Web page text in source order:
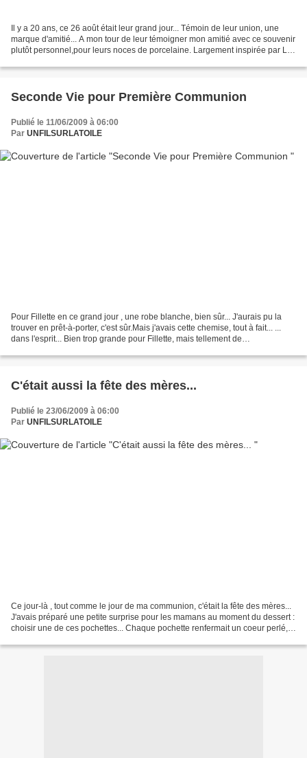
Il y a 20 ans, ce 26 août était leur grand jour... Témoin de leur union, une
marque d'amitié... A mon tour de leur témoigner mon amitié avec ce souvenir
plutôt personnel,pour leurs noces de porcelaine. Largement inspirée par La
Seconde Vie pour Première Communion
Publié le 11/06/2009 à 06:00
Par UNFILSURLATOILE
Pour Fillette en ce grand jour , une robe blanche, bien sûr... J'aurais pu la
trouver en prêt-à-porter, c'est sûr.Mais j'avais cette chemise, tout à fait... ...
dans l'esprit... Bien trop grande pour Fillette, mais tellement de
C'était aussi la fête des mères...
Publié le 23/06/2009 à 06:00
Par UNFILSURLATOILE
Ce jour-là , tout comme le jour de ma communion, c'était la fête des mères...
J'avais préparé une petite surprise pour les mamans au moment du dessert :
choisir une de ces pochettes... Chaque pochette renfermait un coeur perlé,